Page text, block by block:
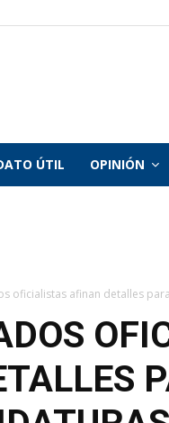
ÚTIL OPINIÓN
oficialistas afinan detalles